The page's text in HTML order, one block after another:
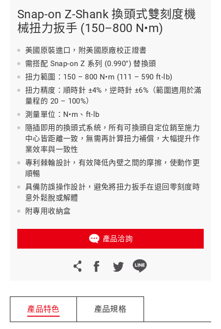
Snap-on Z-Shank 換頭式雙刻度機
械扭力扳手 (150–800 N•m)
美國原裝進口，附美國原廠校正證書
需搭配 Snap-on Z 系列 (0.990") 替換頭
扭力範圍：150 – 800 N•m (111 – 590 ft-lb)
扭力精度：順時針 ±4%，逆時針 ±6%（範圍適用於滿
量程的 20 – 100%）
測量單位：N•m、ft-lb
隨插即用的換頭式系統，所有可換頭自定位銷至施力
中心皆距離一致，無需再計算扭力補償，大幅提升作
業效率與一致性
專利棘輪設計，有效降低內壁之間的摩擦，使動作更
順暢
具備防誤操作設計，避免將扭力扳手在退回零刻度時
意外鬆脫或解體
附專用收納盒
產品洽詢
產品特色 產品規格